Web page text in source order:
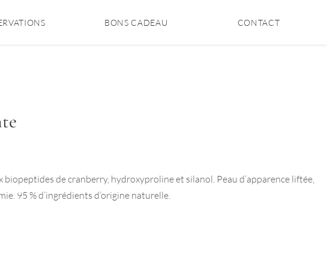
BONS CADEAU CONTACT
de cranberry, hydroxyproline et silanol. Peau d’apparence liftée,
95 % d’ingrédients d’origine naturelle.